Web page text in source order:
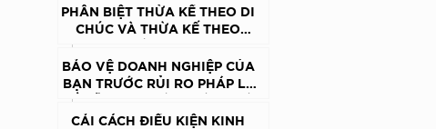
HÀNH ÁN DÂN SỰ
PHÂN BIỆT THỪA KẾ THEO DI
CHÚC VÀ THỪA KẾ THEO
BẢO VỆ DOANH NGHIỆP CỦA
BẠN TRƯỚC RỦI RO PHÁP LÝ
VỀ DỮ LIỆU KHÁCH HÀNG VÀ
AN TOÀN KINH DOANH TRÊN
CẢI CÁCH ĐIỀU KIỆN KINH